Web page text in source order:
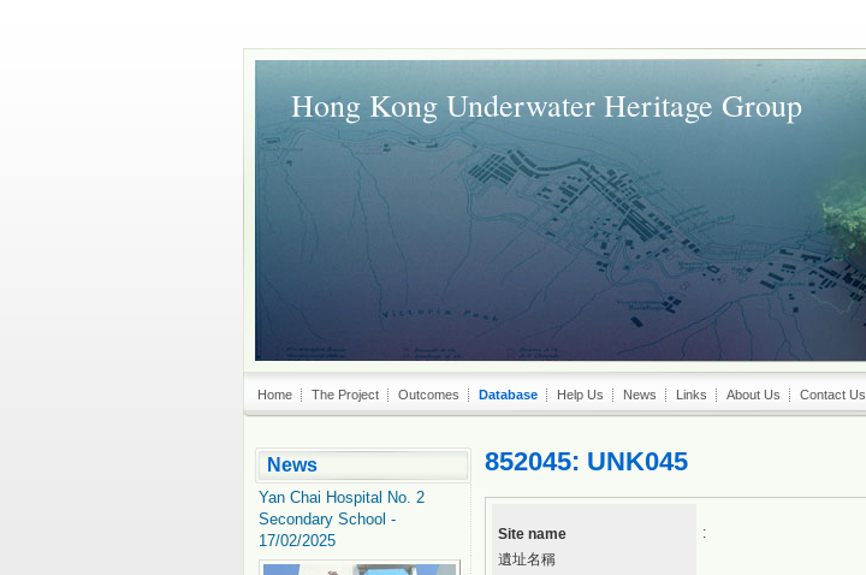
Hong Kong Underwater Heritage Group
Home The Project Outcomes Database Help Us News Links About Us Contact Us
News
Yan Chai Hospital No. 2
Secondary School -
17/02/2025
852045: UNK045
Site name
遺址名稱
: